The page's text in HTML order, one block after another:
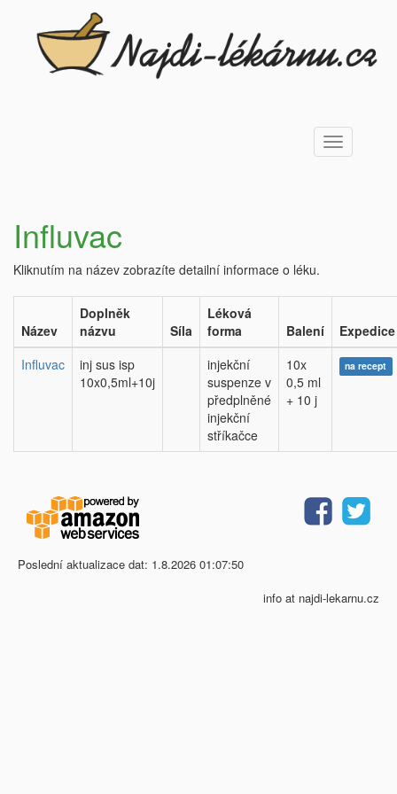
Toggle
navigation
Influvac
Kliknutím na název zobrazíte detailní informace o léku.
Název
Doplněk
názvu
Síla
Léková
forma
Balení
Expedice
Influvac
inj sus isp
10x0,5ml+10j
injekční
suspenze v
předplněné
injekční
stříkačce
10x
0,5 ml
+ 10 j
na recept
Poslední aktualizace dat: 1.8.2026 01:07:50
info at najdi-lekarnu.cz